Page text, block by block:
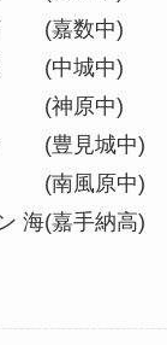
(嘉数中)
(中城中)
(神原中)
(豊見城中)
(南風原中)
海(嘉手納高)